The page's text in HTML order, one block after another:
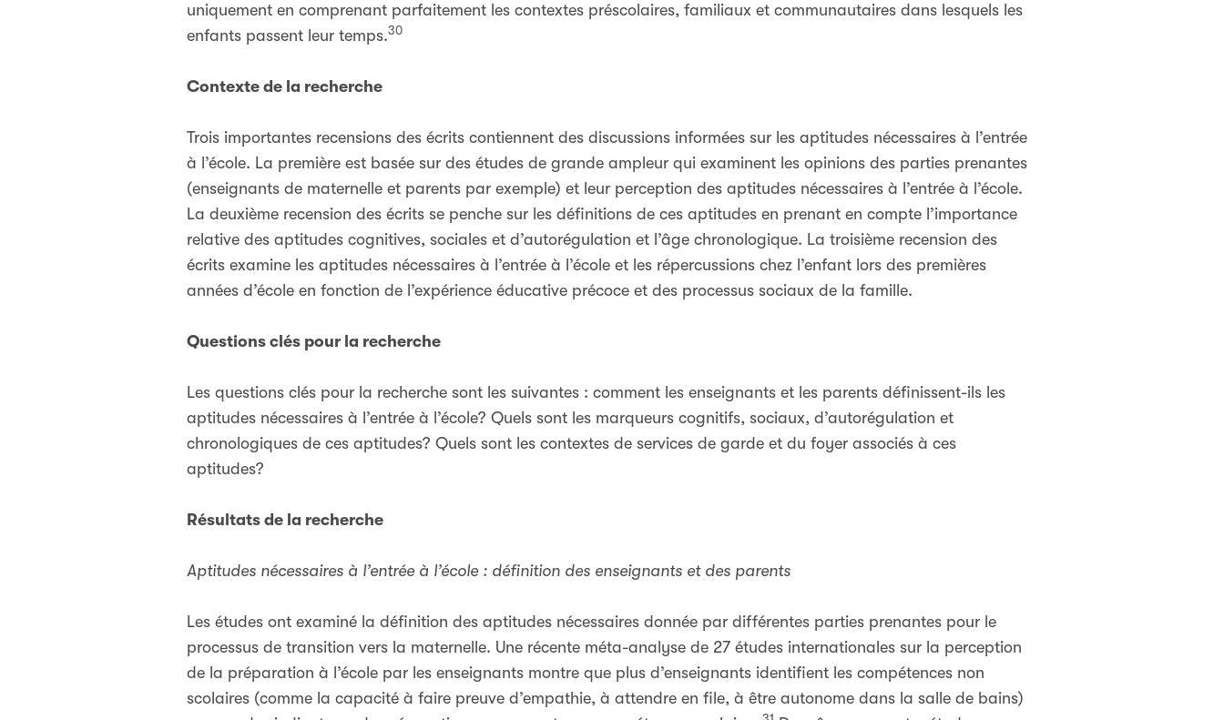
uniquement en comprenant parfaitement les contextes préscolaires, familiaux et communautaires dans lesquels les
enfants passent leur temps.30
Contexte de la recherche
Trois importantes recensions des écrits contiennent des discussions informées sur les aptitudes nécessaires à l’entrée
à l’école. La première est basée sur des études de grande ampleur qui examinent les opinions des parties prenantes
(enseignants de maternelle et parents par exemple) et leur perception des aptitudes nécessaires à l’entrée à l’école.
La deuxième recension des écrits se penche sur les définitions de ces aptitudes en prenant en compte l’importance
relative des aptitudes cognitives, sociales et d’autorégulation et l’âge chronologique. La troisième recension des
écrits examine les aptitudes nécessaires à l’entrée à l’école et les répercussions chez l’enfant lors des premières
années d’école en fonction de l’expérience éducative précoce et des processus sociaux de la famille.
Questions clés pour la recherche
Les questions clés pour la recherche sont les suivantes : comment les enseignants et les parents définissent-ils les
aptitudes nécessaires à l’entrée à l’école? Quels sont les marqueurs cognitifs, sociaux, d’autorégulation et
chronologiques de ces aptitudes? Quels sont les contextes de services de garde et du foyer associés à ces
aptitudes?
Résultats de la recherche
Aptitudes nécessaires à l’entrée à l’école : définition des enseignants et des parents
Les études ont examiné la définition des aptitudes nécessaires donnée par différentes parties prenantes pour le
processus de transition vers la maternelle. Une récente méta-analyse de 27 études internationales sur la perception
de la préparation à l’école par les enseignants montre que plus d’enseignants identifient les compétences non
scolaires (comme la capacité à faire preuve d’empathie, à attendre en file, à être autonome dans la salle de bains)